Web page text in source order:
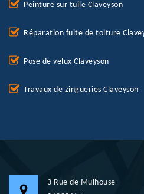
Peinture sur tuile Claveyson
Réparation fuite de toiture
Pose de velux Claveyson
Travaux de zingueries Claveyson
3 Rue de Mulhouse